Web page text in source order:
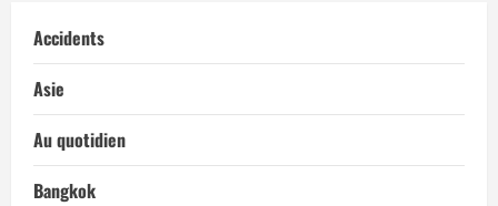
Accidents
Asie
Au quotidien
Bangkok